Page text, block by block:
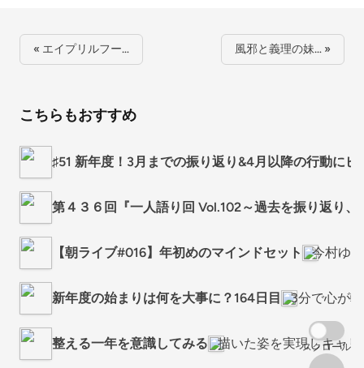
« エイプリルフー… 風邪と義理の妹… »
こちらもおすすめ
♯51 新年度！3月までの振り返り&4月以降の行動にピ
第４３６回『一人語り回 Vol.102～過去を振り返り
【朝ライブ#016】年初めのマインドセット 今村ゆ
新年度の始まりは何を大事に？164日目 3分で心が
整える一年を意識してみる 描いた姿を実現しキャ
スクロール